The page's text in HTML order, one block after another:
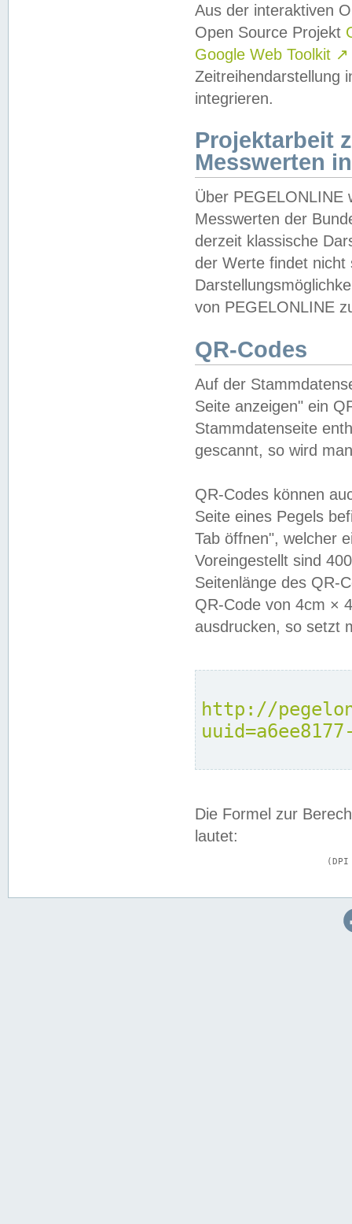
Aus der interaktiven
Open Source Projekt
Google Web Toolkit ↗
Zeitreihendarstellung
integrieren.
Projektarbeit
Messwerten
Über PEGELONLINE
Messwerten der
derzeit klassische
der Werte findet
von PEGELONLINE
QR-Codes
Auf der
Seite anzeigen" ein
Stammdatenseite
gescannt, so wird
QR-Codes können
Seite eines Pegels
Tab öffnen", welcher
Voreingestellt sind
Seitenlänge des QR-
QR-Code von 4cm ×
ausdrucken, so setzt
http://
Die Formel zur
lautet: